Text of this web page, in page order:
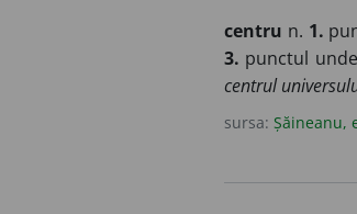
centru n. 1.
3. punctul
centrul
sursa: Șăineanu,